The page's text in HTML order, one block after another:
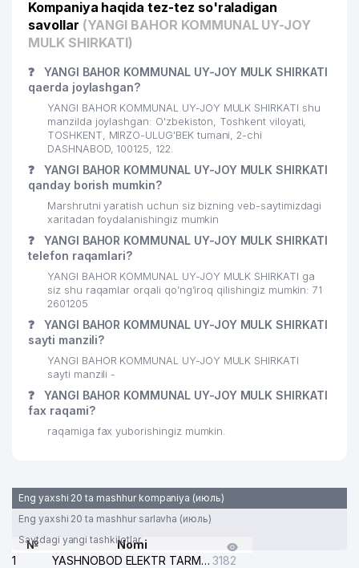
Kompaniya haqida tez-tez so'raladigan
savollar (YANGI BAHOR KOMMUNAL UY-JOY
MULK SHIRKATI)
❓
YANGI BAHOR KOMMUNAL UY-JOY MULK SHIRKATI
qaerda joylashgan?
YANGI BAHOR KOMMUNAL UY-JOY MULK SHIRKATI shu
manzilda joylashgan: O'zbekiston, Toshkent viloyati,
TOSHKENT, MIRZO-ULUG'BEK tumani, 2-chi
DASHNABOD, 100125, 122.
❓
YANGI BAHOR KOMMUNAL UY-JOY MULK SHIRKATI
qanday borish mumkin?
Marshrutni yaratish uchun siz bizning veb-saytimizdagi
xaritadan foydalanishingiz mumkin
❓
YANGI BAHOR KOMMUNAL UY-JOY MULK SHIRKATI
telefon raqamlari?
YANGI BAHOR KOMMUNAL UY-JOY MULK SHIRKATI ga
siz shu raqamlar orqali qo’ng’iroq qilishingiz mumkin: 71
2601205
❓
YANGI BAHOR KOMMUNAL UY-JOY MULK SHIRKATI
sayti manzili?
YANGI BAHOR KOMMUNAL UY-JOY MULK SHIRKATI
sayti manzili -
❓
YANGI BAHOR KOMMUNAL UY-JOY MULK SHIRKATI
fax raqami?
raqamiga fax yuborishingiz mumkin.
Eng yaxshi 20 ta mashhur kompaniya (июль)
Eng yaxshi 20 ta mashhur sarlavha (июль)
Saytdagi yangi tashkilotlar
№
Nomi
1
YASHNOBOD ELEKTR TARMOG'I NOSOZLIKLARI XIZMATI 3182